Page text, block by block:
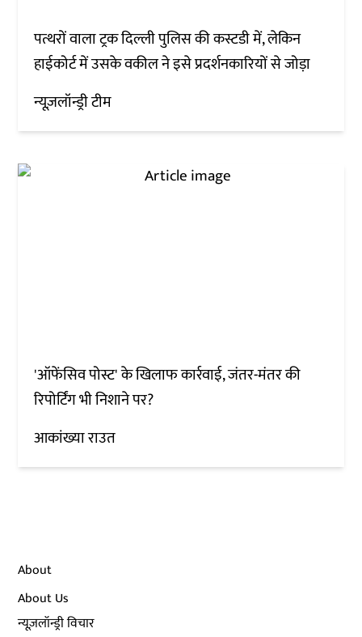
पत्थरों वाला ट्रक दिल्ली पुलिस की कस्टडी में, लेकिन
हाईकोर्ट में उसके वकील ने इसे प्रदर्शनकारियों से जोड़ा
न्यूज़लॉन्ड्री टीम
'ऑफेंसिव पोस्ट' के खिलाफ कार्रवाई, जंतर-मंतर की
रिपोर्टिंग भी निशाने पर?
आकांख्या राउत
About
About Us
न्यूज़लॉन्ड्री विचार